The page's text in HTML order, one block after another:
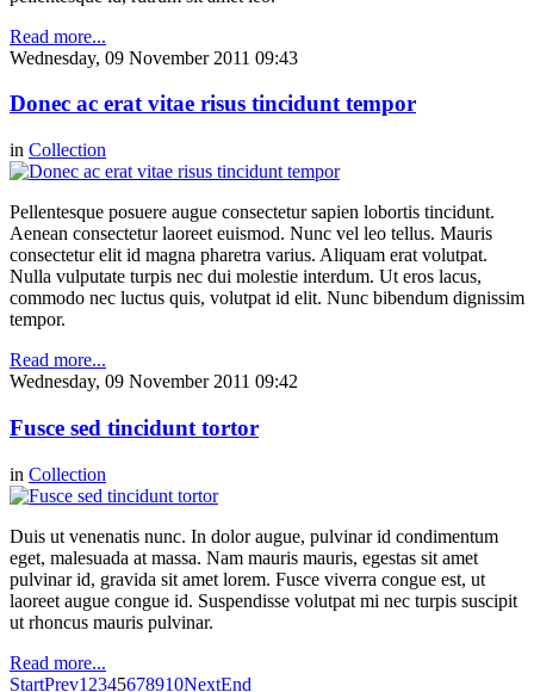
Read more...
Wednesday, 09 November 2011 09:43
Donec ac erat vitae risus tincidunt tempor
in Collection
Pellentesque posuere augue consectetur sapien lobortis tincidunt.
Aenean consectetur laoreet euismod. Nunc vel leo tellus. Mauris
consectetur elit id magna pharetra varius. Aliquam erat volutpat.
Nulla vulputate turpis nec dui molestie interdum. Ut eros lacus,
commodo nec luctus quis, volutpat id elit. Nunc bibendum dignissim
tempor.
Read more...
Wednesday, 09 November 2011 09:42
Fusce sed tincidunt tortor
in Collection
Duis ut venenatis nunc. In dolor augue, pulvinar id condimentum
eget, malesuada at massa. Nam mauris mauris, egestas sit amet
pulvinar id, gravida sit amet lorem. Fusce viverra congue est, ut
laoreet augue congue id. Suspendisse volutpat mi nec turpis suscipit
ut rhoncus mauris pulvinar.
Read more...
StartPrev1 2345678910NextEnd